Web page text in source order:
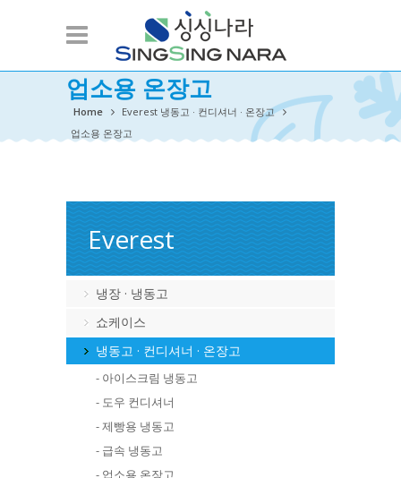
업소용 온장고
Home
Everest 냉동고 · 컨디셔너 · 온장고
업소용 온장고
Everest
냉장 · 냉동고
쇼케이스
냉동고 · 컨디셔너 · 온장고
- 아이스크림 냉동고
- 도우 컨디셔너
- 제빵용 냉동고
- 급속 냉동고
- 업소용 온장고